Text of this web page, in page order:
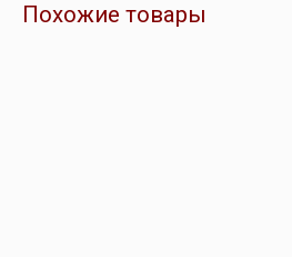
Похожие товары